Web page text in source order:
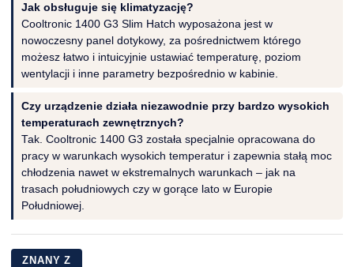
Jak obsługuje się klimatyzację?
Cooltronic 1400 G3 Slim Hatch wyposażona jest w
nowoczesny panel dotykowy, za pośrednictwem którego
możesz łatwo i intuicyjnie ustawiać temperaturę, poziom
wentylacji i inne parametry bezpośrednio w kabinie.
Czy urządzenie działa niezawodnie przy bardzo wysokich
temperaturach zewnętrznych?
Tak. Cooltronic 1400 G3 została specjalnie opracowana do
pracy w warunkach wysokich temperatur i zapewnia stałą moc
chłodzenia nawet w ekstremalnych warunkach – jak na
trasach południowych czy w gorące lato w Europie
Południowej.
ZNANY Z